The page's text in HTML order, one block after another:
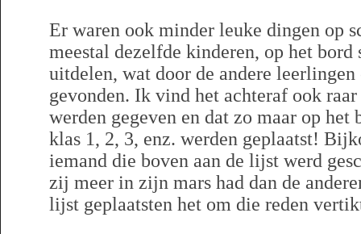
Er waren ook minder leuke dingen op
meestal dezelfde kinderen, op het
uitdelen, wat door de andere
gevonden. Ik vind het achteraf ook
werden gegeven en dat zo maar op
klas 1, 2, 3, enz. werden geplaatst!
iemand die boven aan de lijst werd
zij meer in zijn mars had dan de
lijst geplaatsten het om die reden